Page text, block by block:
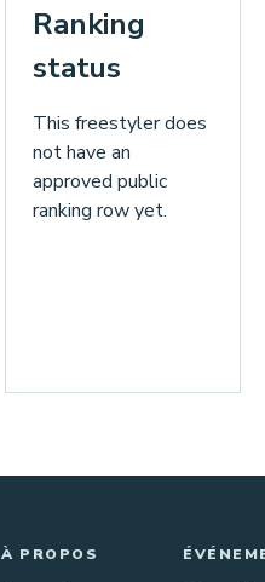
Ranking
status
This freestyler does
not have an
approved public
ranking row yet.
À PROPOS